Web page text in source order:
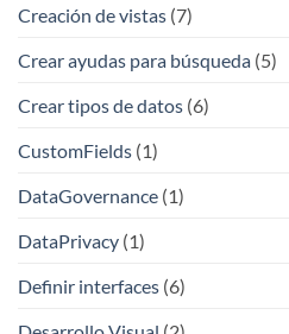
Creación de vistas (7)
Crear ayudas para búsqueda (5)
Crear tipos de datos (6)
CustomFields (1)
DataGovernance (1)
DataPrivacy (1)
Definir interfaces (6)